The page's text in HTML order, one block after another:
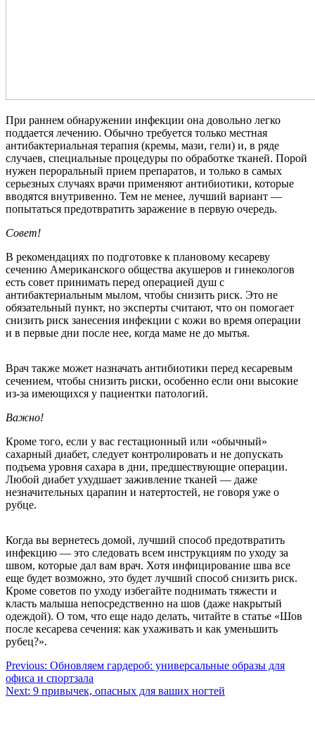
При раннем обнаружении инфекции она довольно легко
поддается лечению. Обычно требуется только местная
антибактериальная терапия (кремы, мази, гели) и, в ряде
случаев, специальные процедуры по обработке тканей. Порой
нужен пероральный прием препаратов, и только в самых
серьезных случаях врачи применяют антибиотики, которые
вводятся внутривенно. Тем не менее, лучший вариант —
попытаться предотвратить заражение в первую очередь.
Совет!
В рекомендациях по подготовке к плановому кесареву
сечению Американского общества акушеров и гинекологов
есть совет принимать перед операцией душ с
антибактериальным мылом, чтобы снизить риск. Это не
обязательный пункт, но эксперты считают, что он помогает
снизить риск занесения инфекции с кожи во время операции
и в первые дни после нее, когда маме не до мытья.
Врач также может назначать антибиотики перед кесаревым
сечением, чтобы снизить риски, особенно если они высокие
из-за имеющихся у пациентки патологий.
Важно!
Кроме того, если у вас гестационный или «обычный»
сахарный диабет, следует контролировать и не допускать
подъема уровня сахара в дни, предшествующие операции.
Любой диабет ухудшает заживление тканей — даже
незначительных царапин и натертостей, не говоря уже о
рубце.
Когда вы вернетесь домой, лучший способ предотвратить
инфекцию — это следовать всем инструкциям по уходу за
швом, которые дал вам врач. Хотя инфицирование шва все
еще будет возможно, это будет лучший способ снизить риск.
Кроме советов по уходу избегайте поднимать тяжести и
класть малыша непосредственно на шов (даже накрытый
одеждой). О том, что еще надо делать, читайте в статье «Шов
после кесарева сечения: как ухаживать и как уменьшить
рубец?».
Навигация
по
Previous: Обновляем гардероб: универсальные образы для
офиса и спортзала
Next: 9 привычек, опасных для ваших ногтей